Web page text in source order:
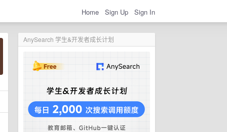
Home Sign Up Sign In
AnySearch 学生&开发者成长计划